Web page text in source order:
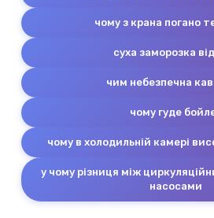
чому з крана погано
суха заморозка
чим небезпечна
чому гуде
чому в холодильній камері
у чому різниця між
насосами